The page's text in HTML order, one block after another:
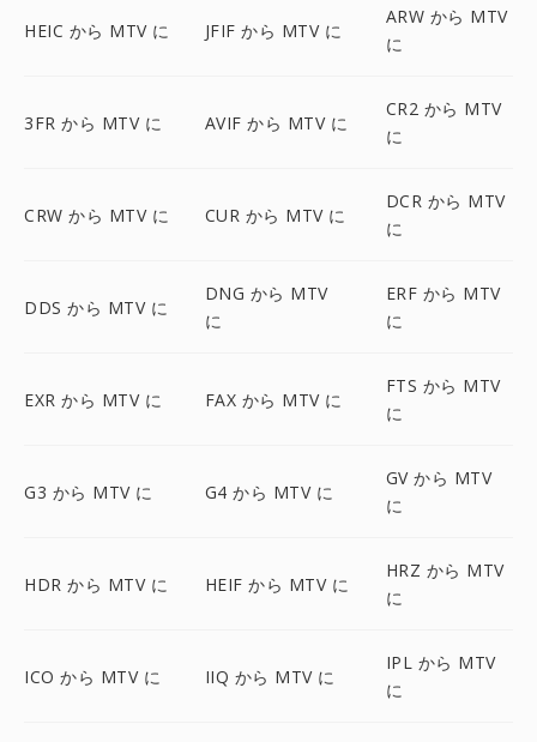
HEIC から MTV に JFIF から MTV に
ARW から MTV
に
3FR から MTV に AVIF から MTV に
CR2 から MTV
に
CRW から MTV に CUR から MTV に
DCR から MTV
に
DDS から MTV に
DNG から MTV
に
ERF から MTV
に
EXR から MTV に FAX から MTV に
FTS から MTV
に
G3 から MTV に G4 から MTV に
GV から MTV
に
HDR から MTV に HEIF から MTV に
HRZ から MTV
に
ICO から MTV に IIQ から MTV に
IPL から MTV
に